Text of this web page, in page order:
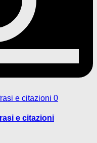
0
e citazioni